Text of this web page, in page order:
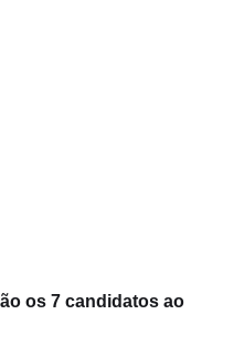
os 7 candidatos ao